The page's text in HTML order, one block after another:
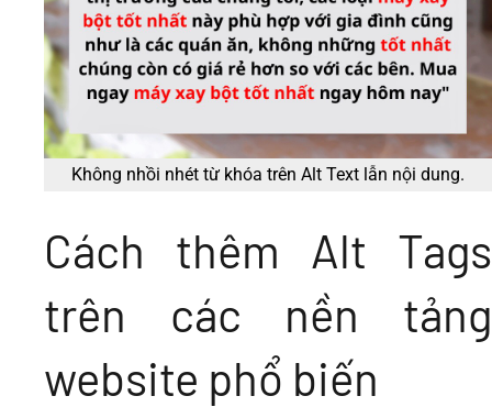
Không nhồi nhét từ khóa trên Alt Text lẫn nội dung.
Cách thêm Alt Tags
trên các nền tảng
website phổ biến